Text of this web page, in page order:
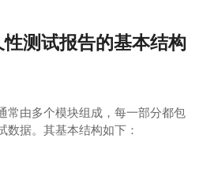
测试报告的基本结构
常由多个模块组成，每一部分都包
数据。其基本结构如下：